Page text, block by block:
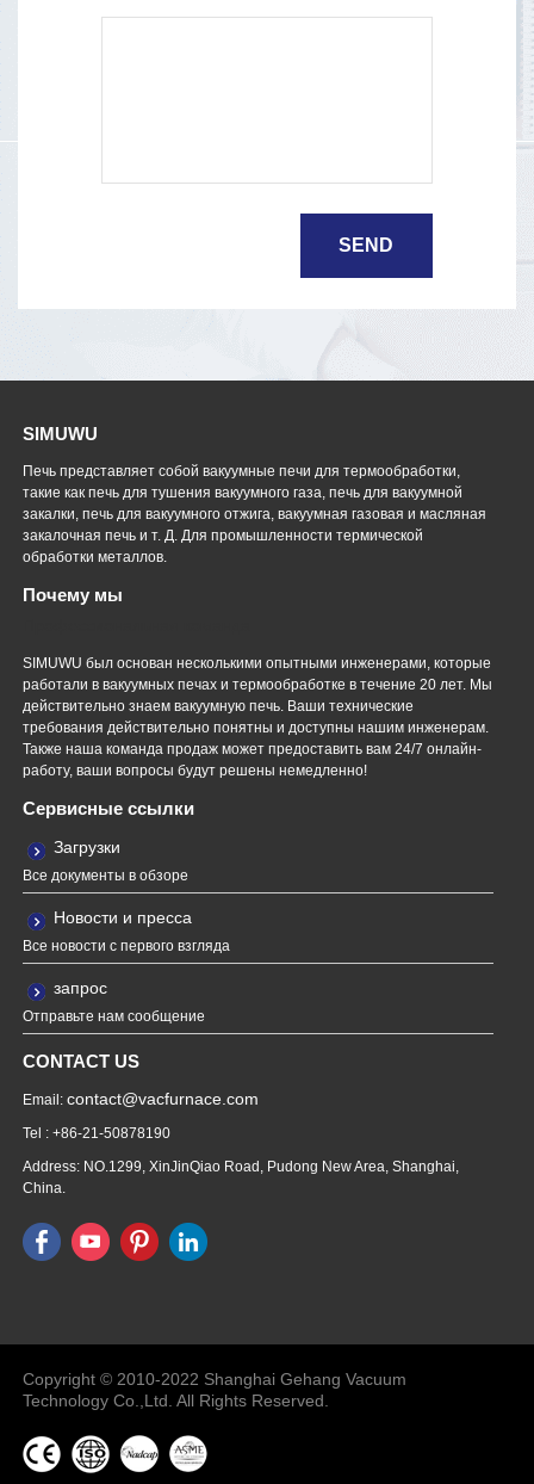
SIMUWU
Печь представляет собой вакуумные печи для термообработки,
такие как печь для тушения вакуумного газа, печь для вакуумной
закалки, печь для вакуумного отжига, вакуумная газовая и масляная
закалочная печь и т. Д. Для промышленности термической
обработки металлов.
Почему мы
SIMUWU был основан несколькими опытными инженерами, которые
работали в вакуумных печах и термообработке в течение 20 лет. Мы
действительно знаем вакуумную печь. Ваши технические
требования действительно понятны и доступны нашим инженерам.
Также наша команда продаж может предоставить вам 24/7 онлайн-
работу, ваши вопросы будут решены немедленно!
Сервисные ссылки
Загрузки
Все документы в обзоре
Новости и пресса
Все новости с первого взгляда
запрос
Отправьте нам сообщение
CONTACT US
Email:contact@vacfurnace.com
Tel : +86-21-50878190
Address: NO.1299, XinJinQiao Road, Pudong New Area, Shanghai,
China.
Machine
Copyright © 2010-2022 Shanghai Gehang Vacuum
Technology Co.,Ltd. All Rights Reserved.